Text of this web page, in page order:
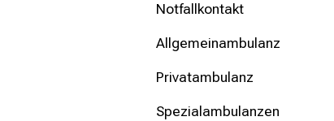
Notfallkontakt
Allgemeinambulanz
Privatambulanz
Spezialambulanzen